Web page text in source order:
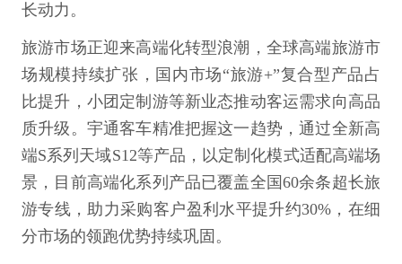
长动力。
旅游市场正迎来高端化转型浪潮，全球高端旅游市
场规模持续扩张，国内市场“旅游+”复合型产品占
比提升，小团定制游等新业态推动客运需求向高品
质升级。宇通客车精准把握这一趋势，通过全新高
端S系列天域S12等产品，以定制化模式适配高端场
景，目前高端化系列产品已覆盖全国60余条超长旅
游专线，助力采购客户盈利水平提升约30%，在细
分市场的领跑优势持续巩固。